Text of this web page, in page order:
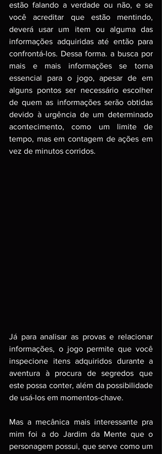
estão falando a verdade ou não, e se
você acreditar que estão mentindo,
deverá usar um item ou alguma das
informações adquiridas até então para
confrontá-los. Dessa forma. a busca por
mais e mais informações se torna
essencial para o jogo, apesar de em
alguns pontos ser necessário escolher
de quem as informações serão obtidas
devido à urgência de um determinado
acontecimento, como um limite de
tempo, mas em contagem de ações em
vez de minutos corridos.
Já para analisar as provas e relacionar
informações, o jogo permite que você
inspecione itens adquiridos durante a
aventura à procura de segredos que
este possa conter, além da possibilidade
de usá-los em momentos-chave.
Mas a mecânica mais interessante pra
mim foi a do Jardim da Mente que o
personagem possui, que serve como um